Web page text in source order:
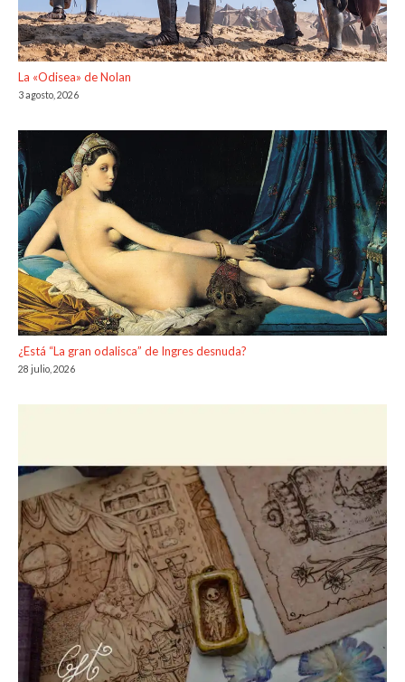
La «Odisea» de Nolan
3 agosto, 2026
¿Está “La gran odalisca” de Ingres desnuda?
28 julio, 2026